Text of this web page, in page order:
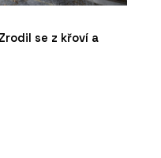
se z křoví a